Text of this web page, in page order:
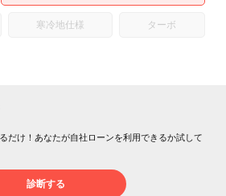
寒冷地仕様 ターボ
だけ！あなたが自社ローンを利用できるか試して
診断する